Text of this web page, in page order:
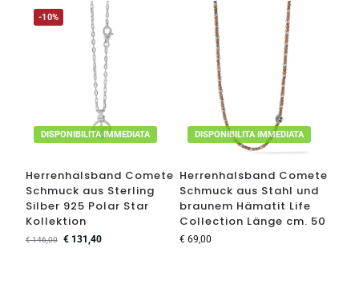
-10%
DISPONIBILITA IMMEDIATA
Herrenhalsband Comete
Schmuck aus Sterling
Silber 925 Polar Star
Kollektion
€146,00 €131,40
DISPONIBILITA IMMEDIATA
Herrenhalsband Comete
Schmuck aus Stahl und
braunem Hämatit Life
Collection Länge cm. 50
€ 69,00